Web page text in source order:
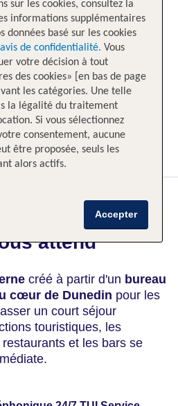
attend
créé à partir d'un bureau
cœur de Dunedin pour les
un court séjour
touristiques, les
et les bars se
sur les cookies, consultez la
informations supplémentaires
données basé sur les cookies
de confidentialité. Vous
votre décision à tout
des cookies» [en bas de page
les catégories. Une telle
la légalité du traitement
Si vous sélectionnez
consentement, aucune
être proposée, seuls les
alors actifs.
Accepter